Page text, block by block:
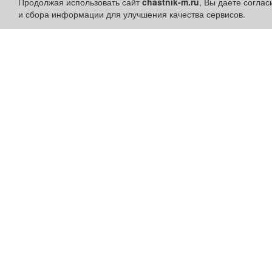
и сбора информации для улучшения качества сервисов.
Разделы сайта: Быстрые ссылки: